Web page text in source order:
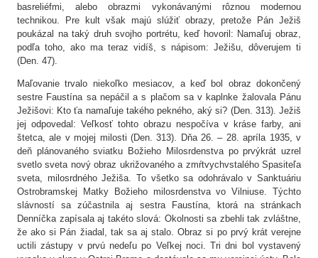
basreliéfmi, alebo obrazmi vykonávanými rôznou modernou
technikou. Pre kult však majú slúžiť obrazy, pretože Pán Ježiš
poukázal na taký druh svojho portrétu, keď hovoril: Namaľuj obraz,
podľa toho, ako ma teraz vidíš, s nápisom: Ježišu, dôverujem ti
(Den. 47).
Maľovanie trvalo niekoľko mesiacov, a keď bol obraz dokončený
sestre Faustína sa nepáčil a s plačom sa v kaplnke žalovala Pánu
Ježišovi: Kto ťa namaľuje takého pekného, aký si? (Den. 313). Ježiš
jej odpovedal: Veľkosť tohto obrazu nespočíva v kráse farby, ani
štetca, ale v mojej milosti (Den. 313). Dňa 26. – 28. apríla 1935, v
deň plánovaného sviatku Božieho Milosrdenstva po prvýkrát uzrel
svetlo sveta nový obraz ukrižovaného a zmŕtvychvstalého Spasiteľa
sveta, milosrdného Ježiša. To všetko sa odohrávalo v Sanktuáriu
Ostrobramskej Matky Božieho milosrdenstva vo Vilniuse. Týchto
slávností sa zúčastnila aj sestra Faustína, ktorá na stránkach
Denníčka zapísala aj takéto slová: Okolnosti sa zbehli tak zvláštne,
že ako si Pán žiadal, tak sa aj stalo. Obraz si po prvý krát verejne
uctili zástupy v prvú nedeľu po Veľkej noci. Tri dni bol vystavený